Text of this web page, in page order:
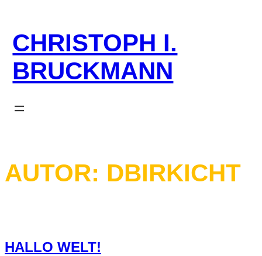
springen
CHRISTOPH I.
BRUCKMANN
AUTOR: DBIRKICHT
HALLO WELT!